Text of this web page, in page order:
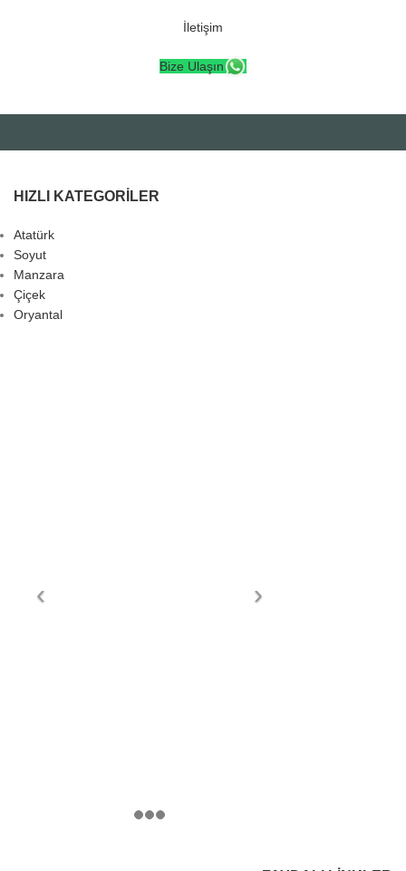
İletişim
Bize Ulaşın
HIZLI KATEGORILER
Atatürk
Soyut
Manzara
Çiçek
Oryantal